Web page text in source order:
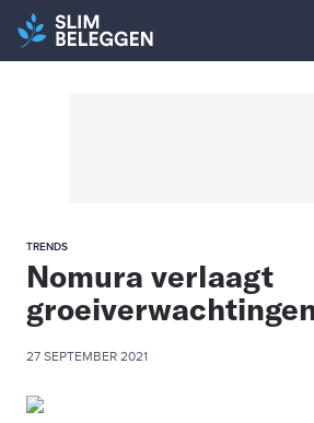
TRENDS
Nomura verlaagt
27 SEPTEMBER 2021